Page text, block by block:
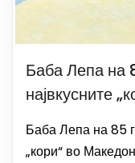
Баба Лепа на
највкусните
Баба Лепа на 85
„кори“ во